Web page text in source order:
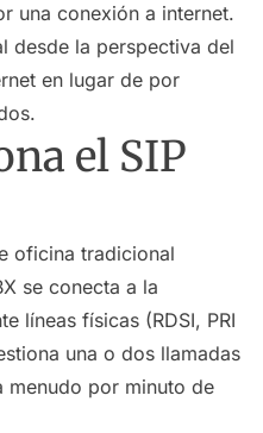
una conexión a internet.
desde la perspectiva del
en lugar de por
el SIP
oficina tradicional
se conecta a la
líneas físicas (RDSI, PRI
una o dos llamadas
menudo por minuto de